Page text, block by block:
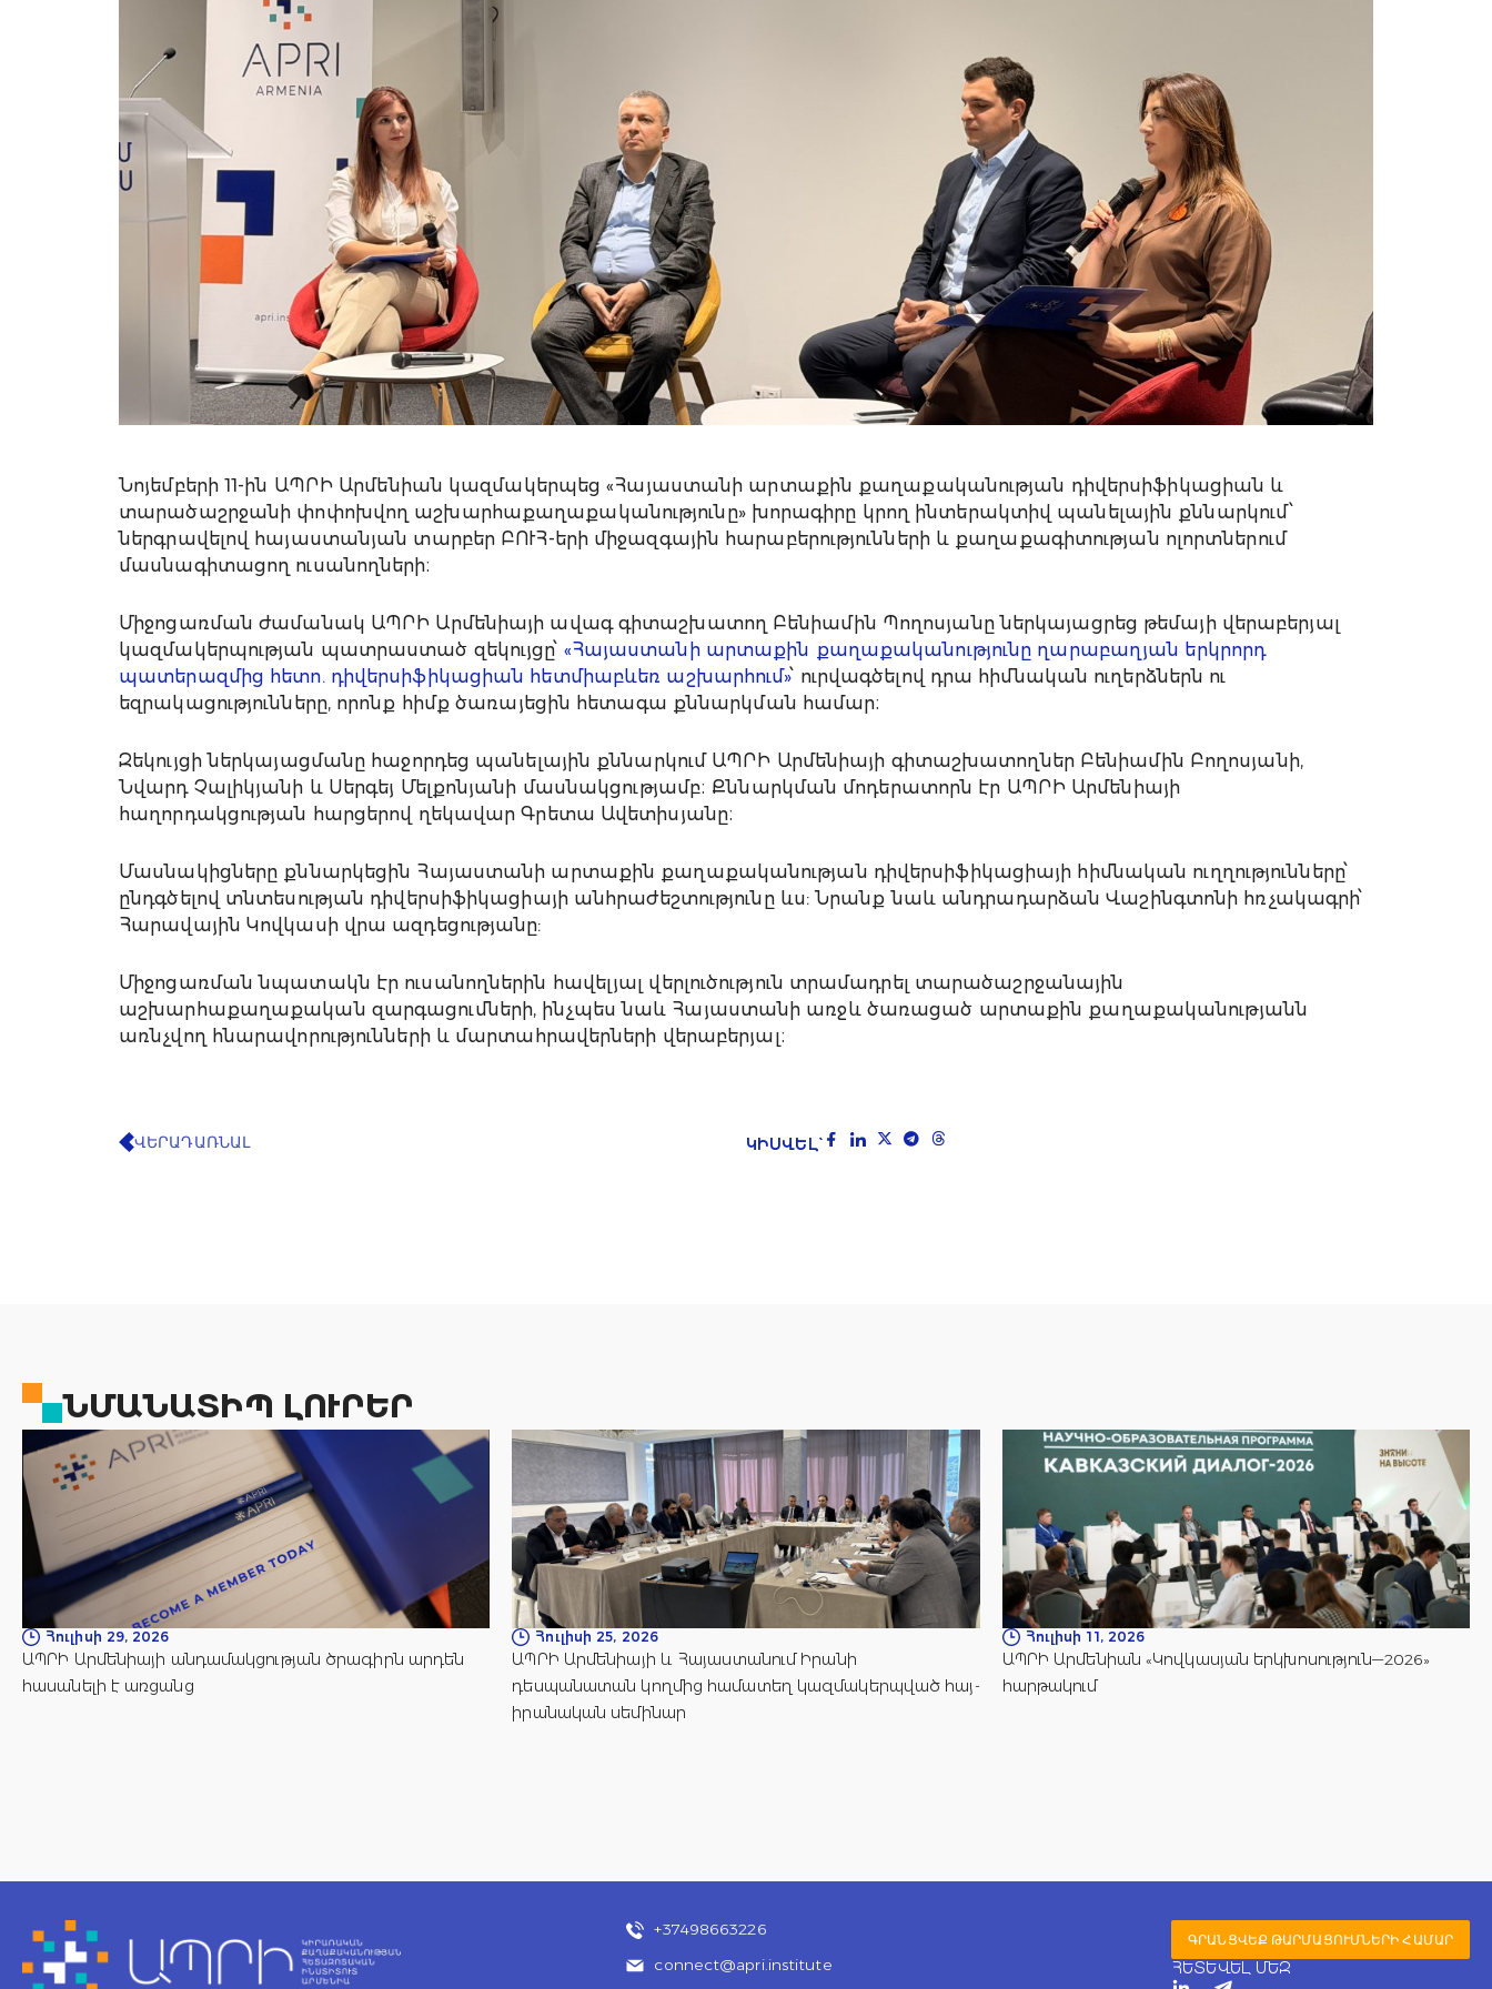
Նոյեմբերի 11-ին ԱՊՐԻ Արմենիան կազմակերպեց «Հայաստանի արտաքին քաղաքականության դիվերսիֆիկացիան և
տարածաշրջանի փոփոխվող աշխարհաքաղաքականությունը» խորագիրը կրող ինտերակտիվ պանելային քննարկում՝
ներգրավելով հայաստանյան տարբեր ԲՈՒՀ-երի միջազգային հարաբերությունների և քաղաքագիտության ոլորտներում
մասնագիտացող ուսանողների։
Միջոցառման ժամանակ ԱՊՐԻ Արմենիայի ավագ գիտաշխատող Բենիամին Պողոսյանը ներկայացրեց թեմայի վերաբերյալ
կազմակերպության պատրաստած զեկույցը՝ «Հայաստանի արտաքին քաղաքականությունը ղարաբաղյան երկրորդ
պատերազմից հետո. դիվերսիֆիկացիան հետմիաբևեռ աշխարհում»՝ ուրվագծելով դրա հիմնական ուղերձներն ու
եզրակացությունները, որոնք հիմք ծառայեցին հետագա քննարկման համար։
Զեկույցի ներկայացմանը հաջորդեց պանելային քննարկում ԱՊՐԻ Արմենիայի գիտաշխատողներ Բենիամին Բողոսյանի,
Նվարդ Չալիկյանի և Սերգեյ Մելքոնյանի մասնակցությամբ։ Քննարկման մոդերատորն էր ԱՊՐԻ Արմենիայի
հաղորդակցության հարցերով ղեկավար Գրետա Ավետիսյանը։
Մասնակիցները քննարկեցին Հայաստանի արտաքին քաղաքականության դիվերսիֆիկացիայի հիմնական ուղղությունները՝
ընդգծելով տնտեսության դիվերսիֆիկացիայի անհրաժեշտությունը ևս: Նրանք նաև անդրադարձան Վաշինգտոնի հռչակագրի՝
Հարավային Կովկասի վրա ազդեցությանը:
Միջոցառման նպատակն էր ուսանողներին հավելյալ վերլուծություն տրամադրել տարածաշրջանային
աշխարհաքաղաքական զարգացումների, ինչպես նաև Հայաստանի առջև ծառացած արտաքին քաղաքականությանն
առնչվող հնարավորությունների և մարտահրավերների վերաբերյալ։
ՎԵՐԱԴԱՌՆԱԼ ԿԻՍՎԵԼ`
ՆՄԱՆԱՏԻՊ ԼՈՒՐԵՐ
Հուլիսի 29, 2026
ԱՊՐԻ Արմենիայի անդամակցության ծրագիրն արդեն
հասանելի է առցանց
Հուլիսի 25, 2026
ԱՊՐԻ Արմենիայի և Հայաստանում Իրանի
դեսպանատան կողմից համատեղ կազմակերպված հայ-
իրանական սեմինար
Հուլիսի 11, 2026
ԱՊՐԻ Արմենիան «Կովկասյան երկխոսություն—2026»
հարթակում
+37498663226
connect@apri.institute
ԳՐԱՆՑՎԵՔ ԹԱՐՄԱՑՈՒՄՆԵՐԻ ՀԱՄԱՐ
ՀԵՏԵՎԵԼ ՄԵԶ